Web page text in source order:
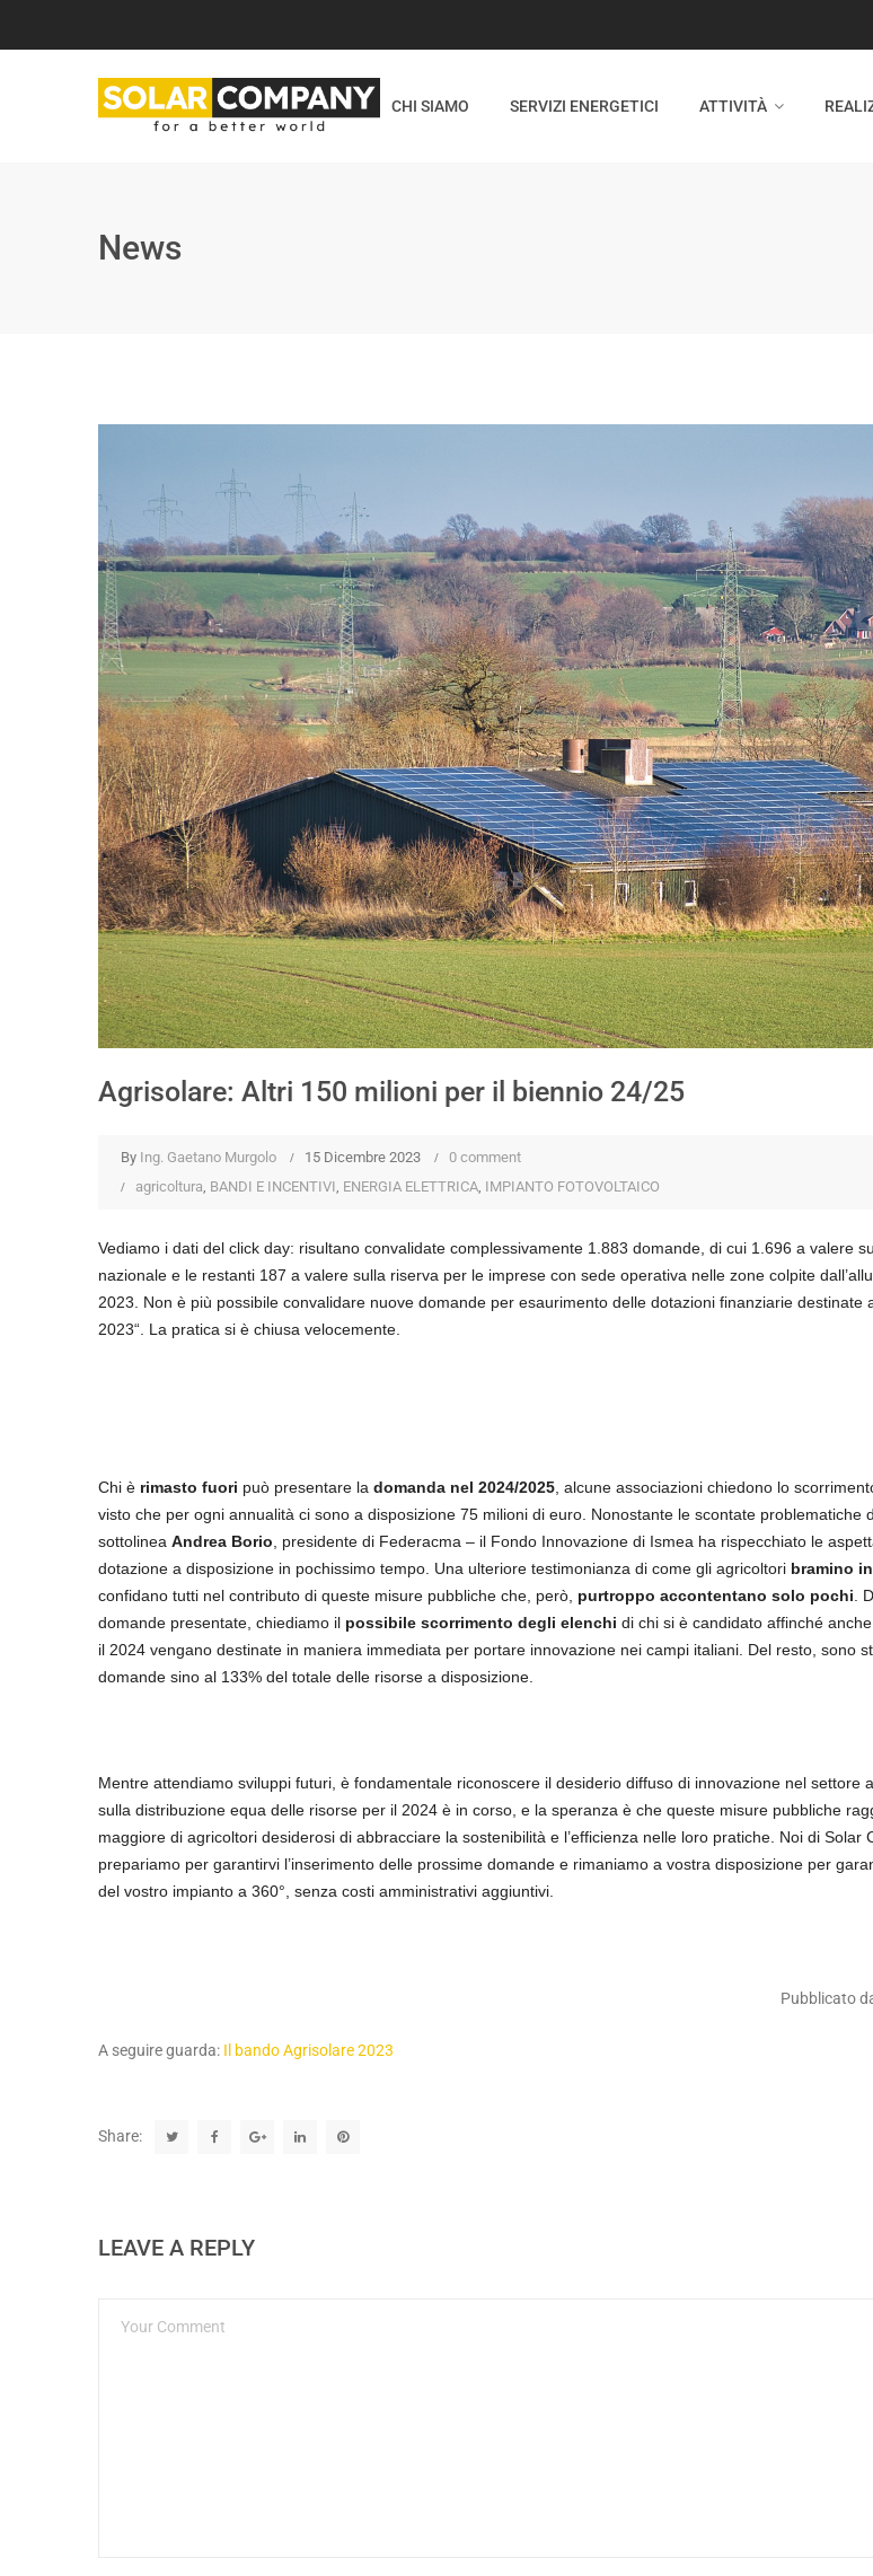
CHI SIAMO SERVIZI ENERGETICI ATTIVITÀ
News
Agrisolare: Altri 150 milioni per il biennio 24/25
By Ing. Gaetano Murgolo 15 Dicembre 2023
0 comment
agricoltura, BANDI E INCENTIVI, ENERGIA ELETTRICA, IMPIANTO FOTOVOLTAICO
Vediamo i dati del click day: risultano convalidate complessivamente 1.883 domande, di cui 1.696 a valere
nazionale e le restanti 187 a valere sulla riserva per le imprese con sede operativa nelle zone colpite
2023. Non è più possibile convalidare nuove domande per esaurimento delle dotazioni finanziarie destinate
2023“. La pratica si è chiusa velocemente.
Chi è rimasto fuori può presentare la domanda nel 2024/2025 , alcune associazioni chiedono lo
visto che per ogni annualità ci sono a disposizione 75 milioni di euro. Nonostante le scontate problematiche
sottolinea Andrea Borio , presidente di Federacma – il Fondo Innovazione di Ismea ha rispecchiato le
dotazione a disposizione in pochissimo tempo. Una ulteriore testimonianza di come gli agricoltori bramino
confidano tutti nel contributo di queste misure pubbliche che, però, purtroppo accontentano solo pochi .
domande presentate, chiediamo il possibile scorrimento degli elenchi di chi si è candidato affinché
il 2024 vengano destinate in maniera immediata per portare innovazione nei campi italiani. Del resto, sono
domande sino al 133% del totale delle risorse a disposizione.
Mentre attendiamo sviluppi futuri, è fondamentale riconoscere il desiderio diffuso di innovazione nel settore
sulla distribuzione equa delle risorse per il 2024 è in corso, e la speranza è che queste misure pubbliche
maggiore di agricoltori desiderosi di abbracciare la sostenibilità e l’efficienza nelle loro pratiche. Noi di Solar
prepariamo per garantirvi l’inserimento delle prossime domande e rimaniamo a vostra disposizione per
del vostro impianto a 360°, senza costi amministrativi aggiuntivi.
Pubblicato
A seguire guarda: Il bando Agrisolare 2023
Share:
LEAVE A REPLY